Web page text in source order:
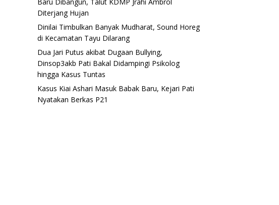
Diterjang Hujan
Dinilai Timbulkan Banyak Mudharat, Sound Horeg
di Kecamatan Tayu Dilarang
Dua Jari Putus akibat Dugaan Bullying,
Dinsop3akb Pati Bakal Didampingi Psikolog
hingga Kasus Tuntas
Kasus Kiai Ashari Masuk Babak Baru, Kejari Pati
Nyatakan Berkas P21